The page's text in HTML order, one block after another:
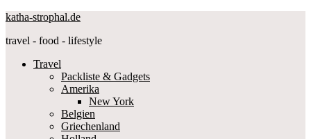
katha-strophal.de
travel - food - lifestyle
Travel
Packliste & Gadgets
Amerika
New York
Belgien
Griechenland